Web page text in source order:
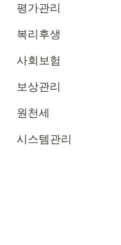
평가관리
복리후생
사회보험
보상관리
원천세
시스템관리